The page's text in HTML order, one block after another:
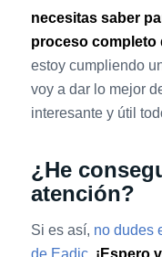
necesitas saber
proceso completo
estoy cumpliendo
voy a dar lo mejor
interesante y útil
¿He
atención?
Si es así, no dudes
de Eadic. ¡Espero